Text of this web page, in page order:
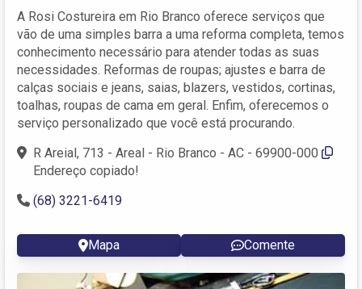
A Rosi Costureira em Rio Branco oferece serviços que
vão de uma simples barra a uma reforma completa, temos
conhecimento necessário para atender todas as suas
necessidades. Reformas de roupas; ajustes e barra de
calças sociais e jeans, saias, blazers, vestidos, cortinas,
toalhas, roupas de cama em geral. Enfim, oferecemos o
serviço personalizado que você está procurando.
R Areial, 713 - Areal - Rio Branco - AC - 69900-000
Endereço copiado!
(68) 3221-6419
Mapa Comente